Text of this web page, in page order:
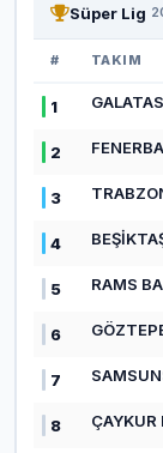
Süper Lig
# TAKIM
1
2
3
4
5 RAMS
6
7
8 ÇAYKUR